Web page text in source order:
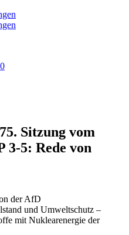
Sitzung vom
3-5: Rede von
der AfD
und Umweltschutz –
mit Nuklearenergie der